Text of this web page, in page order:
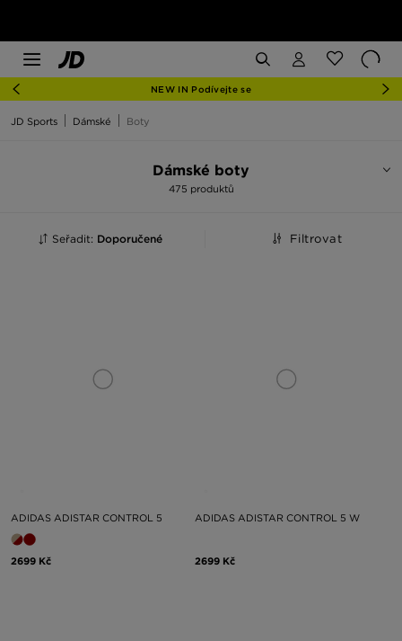
NEW IN Podívejte se
JD Sports Dámské Boty
Dámské boty
475 produktů
Seřadit: Doporučené Filtrovat
ADIDAS ADISTAR CONTROL 5
2699 Kč
ADIDAS ADISTAR CONTROL 5 W
2699 Kč